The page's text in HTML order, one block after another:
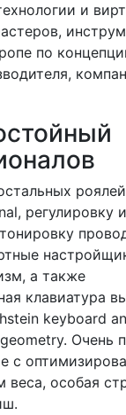
и
по
регулировку
а также
клавиатура
keyboard
Очень
с
веса, особая